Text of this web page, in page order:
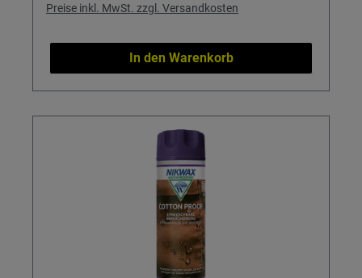
Preise inkl. MwSt. zzgl. Versandkosten
In den Warenkorb